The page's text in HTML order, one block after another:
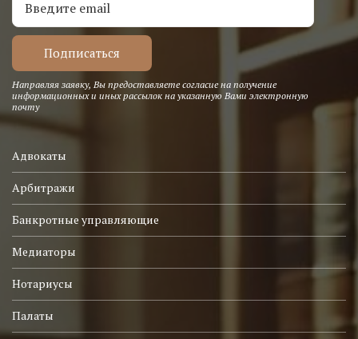
Направляя заявку, Вы предоставляете согласие на получение
информационных и иных рассылок на указанную Вами электронную
почту
Адвокаты
Арбитражи
Банкротные управляющие
Медиаторы
Нотариусы
Палаты